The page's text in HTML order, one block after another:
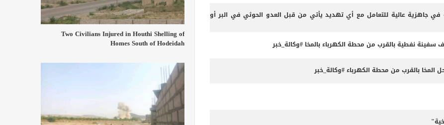
في جاهزية عالية للتعامل مع أي تهديد يأتي من قبل العدو الحوثي في البر أو
سفينة نفطية بالقرب من محطة الكهرباء بالمخا #وكالة_خبر
بالقرب من محطة الكهرباء #وكالة_خبر
Two Civilians Injured in Houthi Shelling of
Homes South of Hodeidah